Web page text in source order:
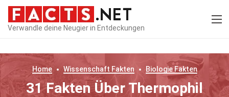
Verwandle deine Neugier in Entdeckungen
Home Wissenschaft Fakten BiologieFakten
31 Fakten Über Thermophil